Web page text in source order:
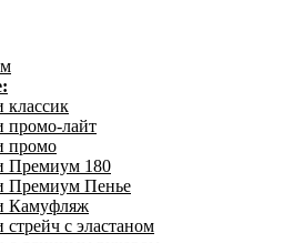
классик
промо-лайт
промо
Премиум 180
Премиум Пенье
Камуфляж
с эластаном